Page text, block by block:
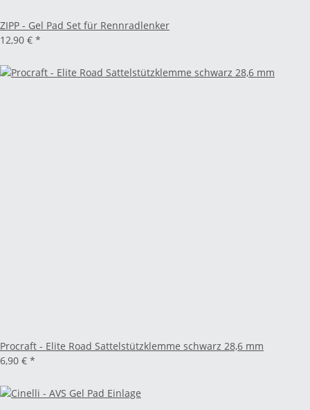
ZIPP - Gel Pad Set für Rennradlenker
12,90 € *
Procraft - Elite Road Sattelstützklemme schwarz 28,6 mm
6,90 € *